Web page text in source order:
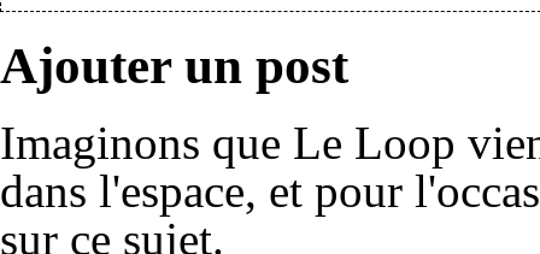
Ajouter un post
Imaginons que Le Loop
dans l'espace, et pour
sur ce sujet.